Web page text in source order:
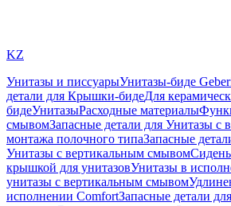
KZ
Унитазы и писсуарыУнитазы-биде
детали для Крышки-бидеДля
бидеУнитазыРасходные материалы
смывомЗапасные детали для Унитазы с
монтажа полочного типаЗапасные
Унитазы с вертикальным смывом
крышкой для унитазовУнитазы в
унитазы с вертикальным смывом
исполнении ComfortЗапасные детали